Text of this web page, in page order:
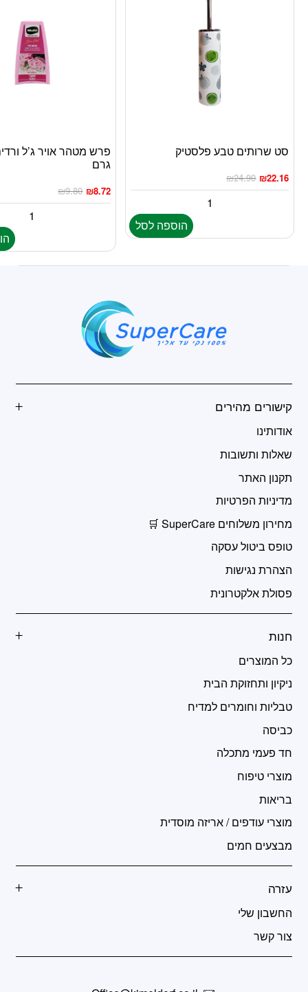
סט שרותים טבע פלסטיק
₪24.90 ₪22.16
הוספה לסל
גרם
₪9.80 ₪8.72
קישורים מהירים
אודותינו
שאלות ותשובות
תקנון האתר
מדיניות הפרטיות
מחירון משלוחים SuperCare 🛒
טופס ביטול עסקה
הצהרת נגישות
פסולת אלקטרונית
חנות
כל המוצרים
ניקיון ותחזוקת הבית
טבליות וחומרים למדיח
כביסה
חד פעמי מתכלה
מוצרי טיפוח
בריאות
מוצרי עודפים / אריזה מוסדית
מבצעים חמים
עזרה
החשבון שלי
צור קשר